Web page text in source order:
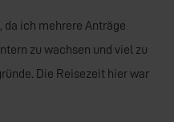
da ich mehrere Anträge
zu wachsen und viel zu
Die Reisezeit hier war